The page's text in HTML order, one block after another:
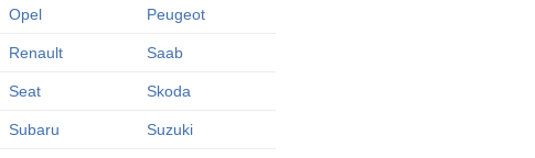
Opel Peugeot
Renault Saab
Seat Skoda
Subaru Suzuki